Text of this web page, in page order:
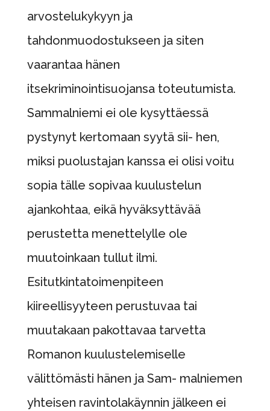
arvostelukykyyn ja
tahdonmuodostukseen ja siten
vaarantaa hänen
itsekriminointisuojansa toteutumista.
Sammalniemi ei ole kysyttäessä
pystynyt kertomaan syytä sii- hen,
miksi puolustajan kanssa ei olisi voitu
sopia tälle sopivaa kuulustelun
ajankohtaa, eikä hyväksyttävää
perustetta menettelylle ole
muutoinkaan tullut ilmi.
Esitutkintatoimenpiteen
kiireellisyyteen perustuvaa tai
muutakaan pakottavaa tarvetta
Romanon kuulustelemiselle
välittömästi hänen ja Sam- malniemen
yhteisen ravintolakäynnin jälkeen ei